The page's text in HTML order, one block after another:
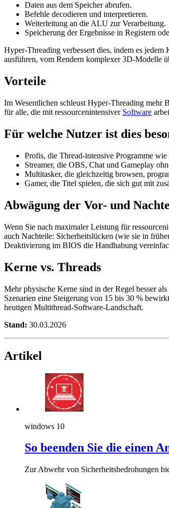
Daten aus dem Speicher abrufen.
Befehle decodieren und interpretieren.
Weiterleitung an die ALU zur Verarbeitung.
Speicherung der Ergebnisse in Registern
Hyper-Threading verbessert dies, indem es
ausführen, vom Rendern komplexer 3D-Modelle
Vorteile
Im Wesentlichen schleust Hyper-Threading mehr
für alle, die mit ressourcenintensiver Software
Für welche Nutzer ist dies
Profis, die Thread-intensive Programme
Streamer, die OBS, Chat und Gameplay
Multitasker, die gleichzeitig browsen,
Gamer, die Titel spielen, die sich gut mit
Abwägung der Vor- und
Wenn Sie nach maximaler Leistung für
auch Nachteile: Sicherheitslücken (wie sie in
Deaktivierung im BIOS die Handhabung
Kerne vs. Threads
Mehr physische Kerne sind in der Regel besser
Szenarien eine Steigerung von 15 bis 30 %
heutigen Multithread-Software-Landschaft.
Stand: 30.03.2026
Artikel
windows 10
So beenden Sie die einen
Zur Abwehr von Sicherheitsbedrohungen